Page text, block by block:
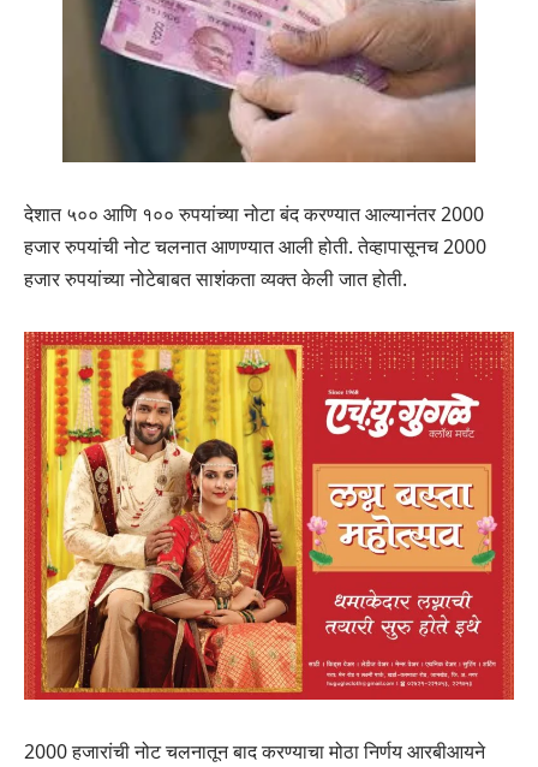
देशात ५०० आणि १०० रुपयांच्या नोटा बंद करण्यात आल्यानंतर 2000
हजार रुपयांची नोट चलनात आणण्यात आली होती. तेव्हापासूनच 2000
हजार रुपयांच्या नोटेबाबत साशंकता व्यक्त केली जात होती.
2000 हजारांची नोट चलनातून बाद करण्याचा मोठा निर्णय आरबीआयने